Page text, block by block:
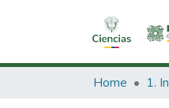
Home